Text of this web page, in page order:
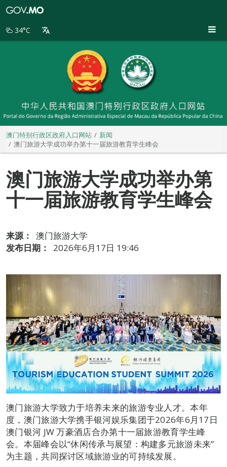
别
34°C
澳门特别行政区政府入口网站
新闻
澳门旅游大学成功举办第十一届旅游教育学生峰会
澳门旅游大学成功举办第
十一届旅游教育学生峰会
来源：
澳门旅游大学
发布日期：
2026年6月17日 19:46
澳门旅游大学致力于培养未来的旅游专业人才。本年
度，澳门旅游大学携手银河娱乐集团于2026年6月17日
澳门银河 JW 万豪酒店合办第十一届旅游教育学生峰
会。本届峰会以“休闲传承与展望：构建多元旅游未来”
为主题，共同探讨区域旅游业的可持续发展。